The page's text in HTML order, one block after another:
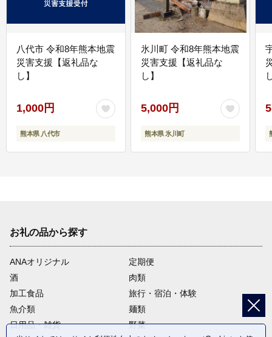
八代市 令和8年熊本地震
災害支援【返礼品な
し】
1,000円
熊本県 八代市
氷川町 令和8年熊本地震
災害支援【返礼品な
し】
5,000円
熊本県 氷川町
お礼の品から探す
ANAオリジナル
定期便
酒
肉類
加工食品
旅行・宿泊・体験
魚介類
麺類
日用品・雑貨
野菜